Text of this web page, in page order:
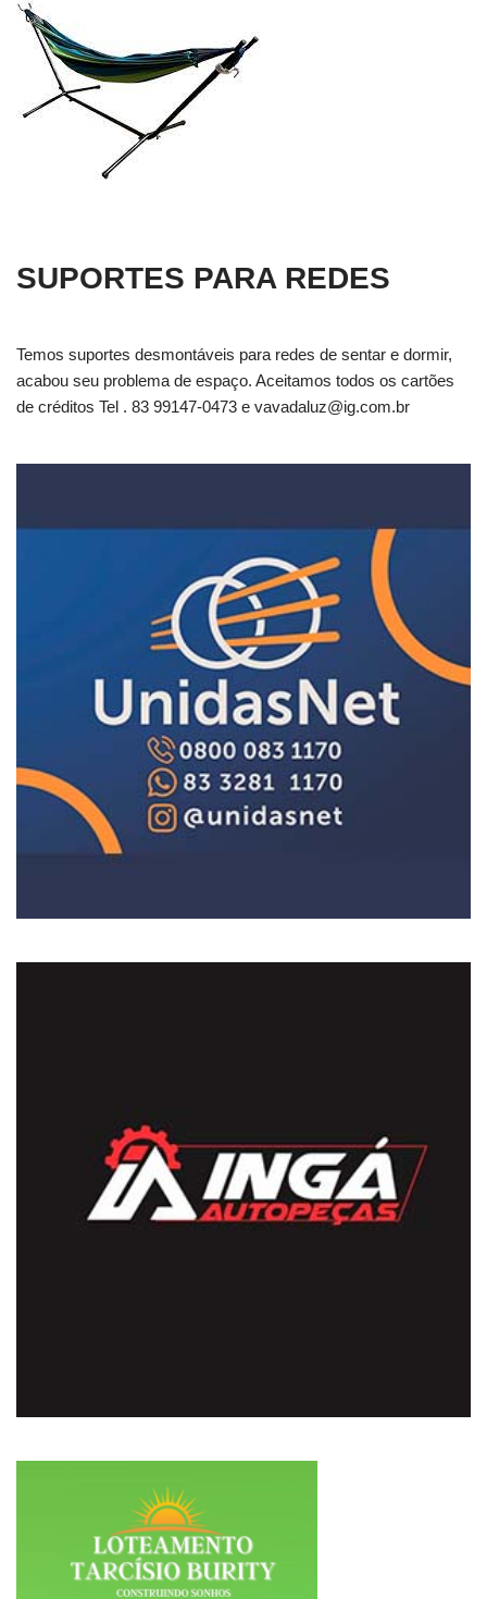
SUPORTES PARA REDES
Temos suportes desmontáveis para redes de sentar e dormir,
acabou seu problema de espaço. Aceitamos todos os cartões
de créditos Tel . 83 99147-0473 e vavadaluz@ig.com.br